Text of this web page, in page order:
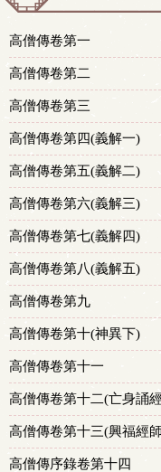
高僧傳卷第一
高僧傳卷第二
高僧傳卷第三
高僧傳卷第四(義解一)
高僧傳卷第五(義解二)
高僧傳卷第六(義解三)
高僧傳卷第七(義解四)
高僧傳卷第八(義解五)
高僧傳卷第九
高僧傳卷第十(神異下)
高僧傳卷第十一
高僧傳卷第十二(亡身誦
高僧傳卷第十三(興福經
高僧傳序錄卷第十四